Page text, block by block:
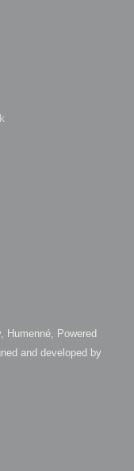
Humenné, Powered
and developed by